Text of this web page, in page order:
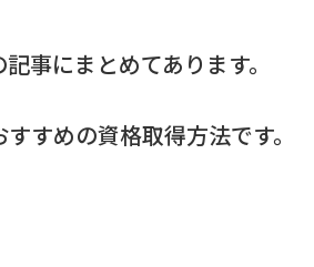
記事にまとめてあります。
すめの資格取得方法です。